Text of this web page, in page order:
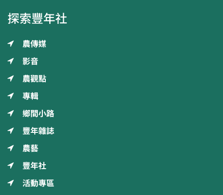
探索豐年社
農傳媒
影音
農觀點
專輯
鄉間小路
豐年雜誌
農藝
豐年社
活動專區